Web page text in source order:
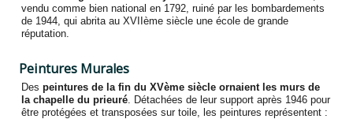
vendu comme bien national en 1792, ruiné par les bombardements
de 1944, qui abrita au XVIIème siècle une école de grande
réputation.
Peintures Murales
Despeintures de la fin du XVème siècle ornaient les murs de
la chapelle du prieuré . Détachées de leur support après 1946 pour
être protégées et transposées sur toile, les peintures représentent :